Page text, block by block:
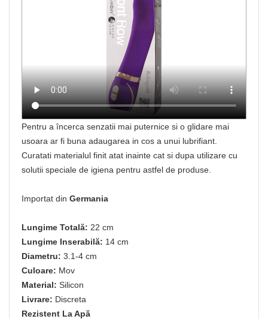
Pentru a încerca senzatii mai puternice si o glidare mai
usoara ar fi buna adaugarea in cos a unui lubrifiant.
Curatati materialul finit atat inainte cat si dupa utilizare cu
solutii speciale de igiena pentru astfel de produse.
Importat din Germania
Lungime Totală: 22 cm
Lungime Inserabilă: 14 cm
Diametru: 3.1-4 cm
Culoare: Mov
Material: Silicon
Livrare: Discreta
Rezistent La Apă